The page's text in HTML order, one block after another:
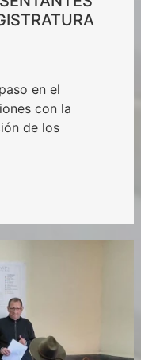
en el
con la
de los